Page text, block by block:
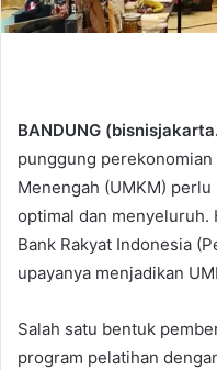
BANDUNG
punggung perekonomian
Menengah (UMKM)
optimal dan menyeluruh.
Bank Rakyat Indonesia
upayanya menjadikan
Salah satu bentuk
program pelatihan